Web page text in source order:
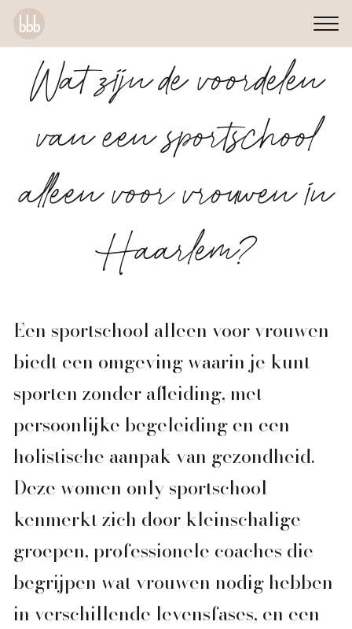
Wat zijn de voordelen
van een sportschool
alleen voor vrouwen in
Haarlem?
Een sportschool alleen voor vrouwen
biedt een omgeving waarin je kunt
sporten zonder afleiding, met
persoonlijke begeleiding en een
holistische aanpak van gezondheid.
Deze women only sportschool
kenmerkt zich door kleinschalige
groepen, professionele coaches die
begrijpen wat vrouwen nodig hebben
in verschillende levensfases, en een